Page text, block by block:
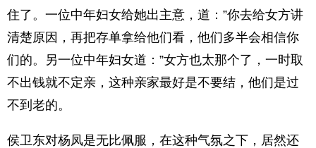
住了。一位中年妇女给她出主意，道：”你去给女方讲
清楚原因，再把存单拿给他们看，他们多半会相信你
们的。另一位中年妇女道：”女方也太那个了，一时取
不出钱就不定亲，这种亲家最好是不要结，他们是过
不到老的。
侯卫东对杨凤是无比佩服，在这种气氛之下，居然还